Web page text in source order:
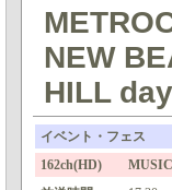
NEW
HILL
イベント・フェス
162ch(HD) MUSIC